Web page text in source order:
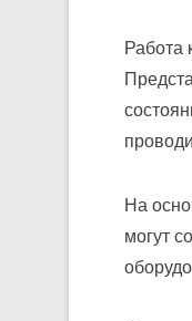
Работа
На
могут